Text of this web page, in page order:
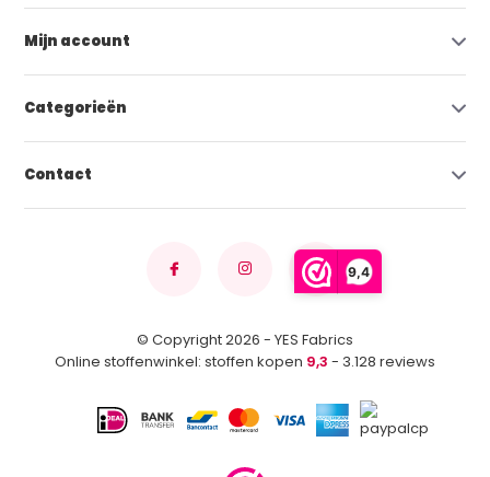
9,4
Mijn account
Categorieën
Contact
© Copyright 2026 - YES Fabrics
Online stoffenwinkel: stoffen kopen 9,3 - 3.128 reviews